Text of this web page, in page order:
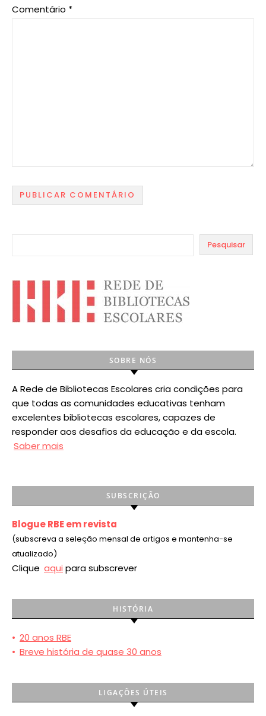
Comentário *
Pesquisar
SOBRE NÓS
A Rede de Bibliotecas Escolares cria condições para
que todas as comunidades educativas tenham
excelentes bibliotecas escolares, capazes de
responder aos desafios da educação e da escola.
Saber mais
SUBSCRIÇÃO
Blogue RBE em revista
(subscreva a seleção mensal de artigos e mantenha-se
atualizado)
Clique aqui para subscrever
HISTÓRIA
• 20 anos RBE
• Breve história de quase 30 anos
LIGAÇÕES ÚTEIS